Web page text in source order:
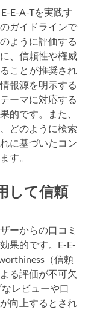
E-A-Tを実践す
ガイドラインで
ように評価する
、信頼性や権威
ことが推奨され
報源を明示する
ーマに対応する
的です。また、
どのように検索
に基づいたコン
す。
して信頼
ーからの口コミ
果的です。E-E-
（信頼
る評価が不可欠
レビューや口
向上するとされ